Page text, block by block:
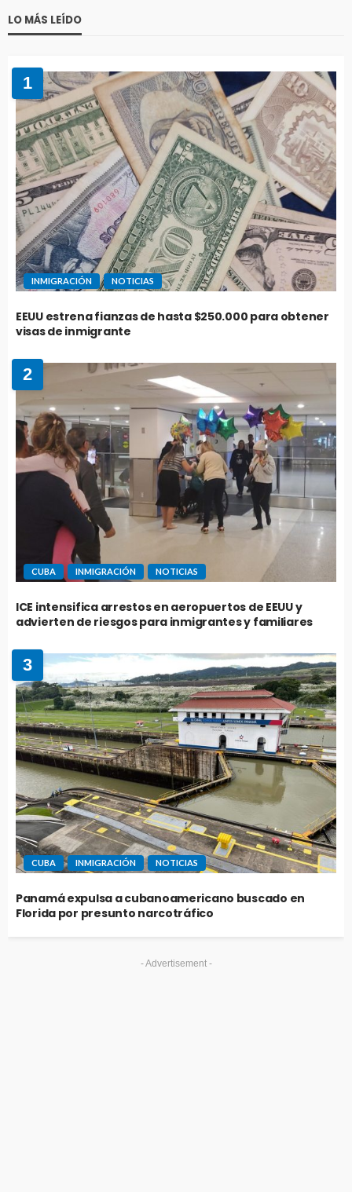
LO MÁS LEÍDO
1
INMIGRACIÓN NOTICIAS
EEUU estrena fianzas de hasta $250.000 para obtener
visas de inmigrante
2
CUBA INMIGRACIÓN NOTICIAS
ICE intensifica arrestos en aeropuertos de EEUU y
advierten de riesgos para inmigrantes y familiares
3
CUBA INMIGRACIÓN NOTICIAS
Panamá expulsa a cubanoamericano buscado en
Florida por presunto narcotráfico
- Advertisement -